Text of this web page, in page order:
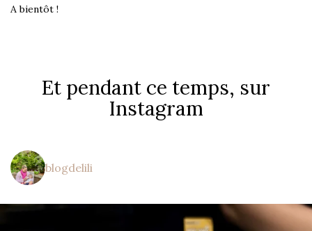
A bientôt !
Et pendant ce temps, sur
Instagram
blogdelili